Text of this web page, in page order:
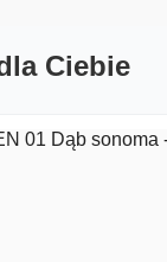
Ciebie